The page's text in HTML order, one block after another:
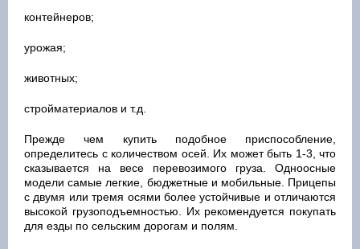
контейнеров;
урожая;
животных;
стройматериалов и т.д.
Прежде чем купить подобное приспособление,
определитесь с количеством осей. Их может быть 1-3, что
сказывается на весе перевозимого груза. Одноосные
модели самые легкие, бюджетные и мобильные. Прицепы
с двумя или тремя осями более устойчивые и отличаются
высокой грузоподъемностью. Их рекомендуется покупать
для езды по сельским дорогам и полям.